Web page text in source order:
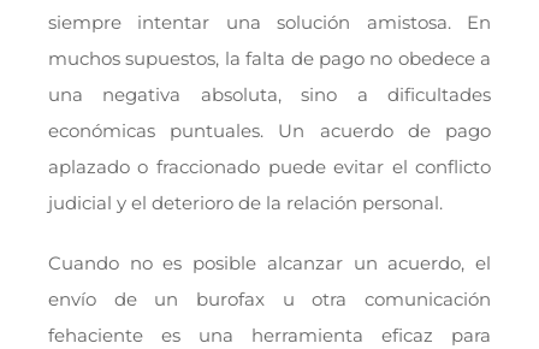
siempre intentar una solución amistosa. En
muchos supuestos, la falta de pago no obedece a
una negativa absoluta, sino a dificultades
económicas puntuales. Un acuerdo de pago
aplazado o fraccionado puede evitar el conflicto
judicial y el deterioro de la relación personal.
Cuando no es posible alcanzar un acuerdo, el
envío de un burofax u otra comunicación
fehaciente es una herramienta eficaz para